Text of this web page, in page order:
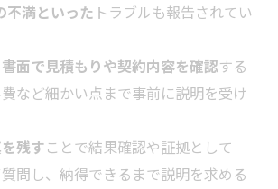
不満といった トラブルも報告されてい
書面で見積もりや契約内容を確認する
など細かい点まで事前に説明を受け
残すことで結果確認や証拠として
問し、納得できるまで説明を求める